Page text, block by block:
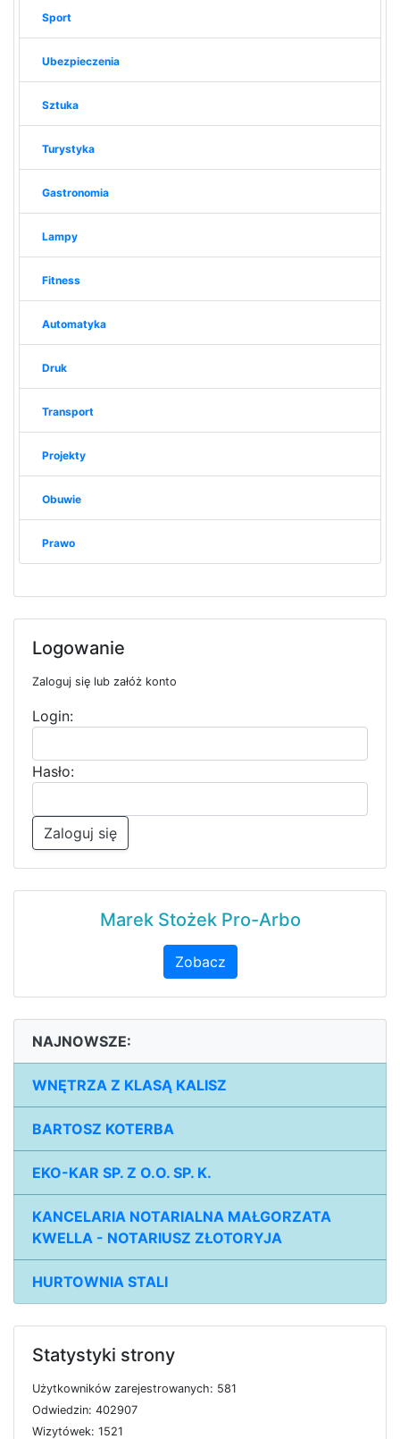
Sport
Ubezpieczenia
Sztuka
Turystyka
Gastronomia
Lampy
Fitness
Automatyka
Druk
Transport
Projekty
Obuwie
Prawo
Logowanie
Zaloguj się lub załóż konto
Login:
Hasło:
Zaloguj się
Marek Stożek Pro-Arbo
Zobacz
NAJNOWSZE:
WNĘTRZA Z KLASĄ KALISZ
BARTOSZ KOTERBA
EKO-KAR SP. Z O.O. SP. K.
KANCELARIA NOTARIALNA MAŁGORZATA
KWELLA - NOTARIUSZ ZŁOTORYJA
HURTOWNIA STALI
Statystyki strony
Użytkowników zarejestrowanych: 581
Odwiedzin: 402907
Wizytówek: 1521